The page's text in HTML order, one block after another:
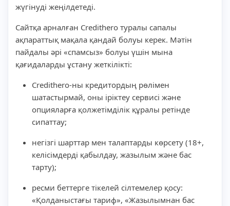
жүгінуді жеңілдетеді.
Сайтқа арналған Credithero туралы сапалы
ақпараттық мақала қандай болуы керек. Мәтін
пайдалы әрі «спамсыз» болуы үшін мына
қағидаларды ұстану жеткілікті:
Credithero-ны кредитордың рөлімен
шатастырмай, оны іріктеу сервисі және
опцияларға қолжетімділік құралы ретінде
сипаттау;
негізгі шарттар мен талаптарды көрсету (18+,
келісімдерді қабылдау, жазылым және бас
тарту);
ресми беттерге тікелей сілтемелер қосу:
«Қолданыстағы тариф», «Жазылымнан бас